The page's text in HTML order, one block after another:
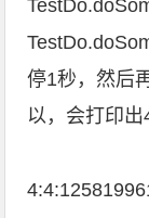
停1秒，然后
以，会打印出